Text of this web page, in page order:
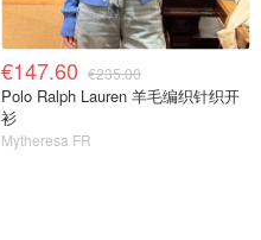
€147.60 €235.00
Polo Ralph Lauren 羊毛编织针织开
衫
Mytheresa FR